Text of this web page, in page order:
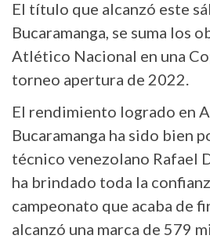
El título que alcanzó este
Bucaramanga, se suma los
Atlético Nacional en una
torneo apertura de 2022.
El rendimiento logrado en
Bucaramanga ha sido bien
técnico venezolano Rafael
ha brindado toda la
campeonato que acaba de
alcanzó una marca de 579